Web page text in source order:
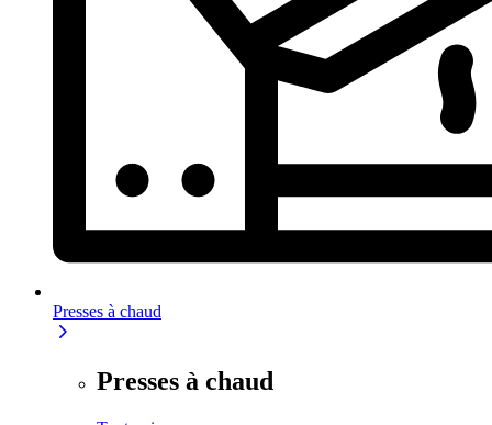
Presses à chaud
Presses à chaud